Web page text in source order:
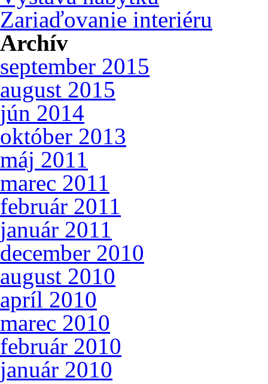
Zariaďovanie interiéru
Archív
september 2015
august 2015
jún 2014
október 2013
máj 2011
marec 2011
február 2011
január 2011
december 2010
august 2010
apríl 2010
marec 2010
február 2010
január 2010